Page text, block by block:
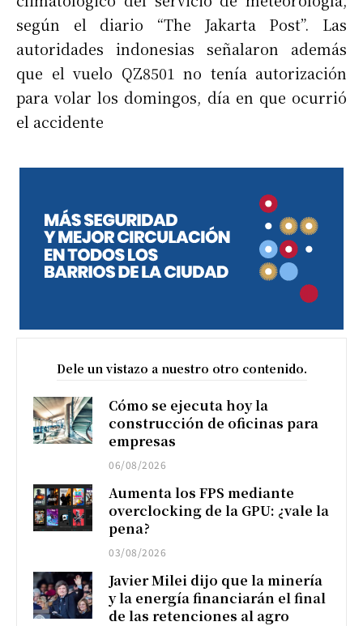
según el diario “The Jakarta Post”. Las
autoridades indonesias señalaron además
que el vuelo QZ8501 no tenía autorización
para volar los domingos, día en que ocurrió
el accidente
Dele un vistazo a nuestro otro contenido.
Cómo se ejecuta hoy la
construcción de oficinas para
empresas
06/08/2026
Aumenta los FPS mediante
overclocking de la GPU: ¿vale la
pena?
03/08/2026
Javier Milei dijo que la minería
y la energía financiarán el final
de las retenciones al agro